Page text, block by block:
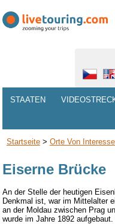
STAATEN
Startseite> Orte Von
Eiserne Brücke
An der Stelle der heutigen
Denkmal ist , war im Mittelalter
an der Moldau zwischen Prag
wurde im Jahre 1892 aufgebaut.